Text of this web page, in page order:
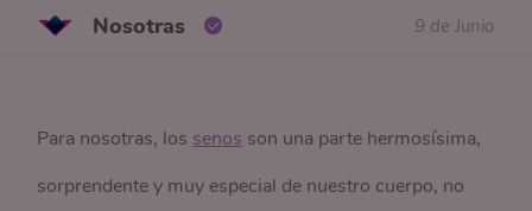
Nosotras 9 de Junio
Para nosotras, los senos son una parte hermosísima,
sorprendente y muy especial de nuestro cuerpo, no